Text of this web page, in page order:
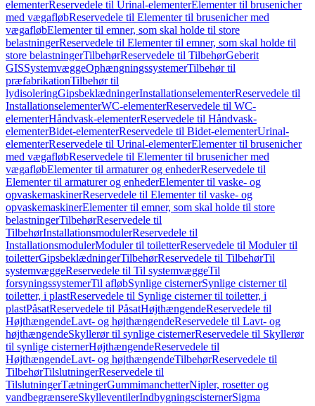
elementerReservedele til Urinal-elementerElementer til brusenicher
med vægafløbReservedele til Elementer til brusenicher med
vægafløbElementer til emner, som skal holde til store
belastningerReservedele til Elementer til emner, som skal holde til
store belastningerTilbehørReservedele til TilbehørGeberit
GISSystemvæggeOphængningssystemerTilbehør til
præfabrikationTilbehør til
lydisoleringGipsbeklædningerInstallationselementerReservedele til
InstallationselementerWC-elementerReservedele til WC-
elementerHåndvask-elementerReservedele til Håndvask-
elementerBidet-elementerReservedele til Bidet-elementerUrinal-
elementerReservedele til Urinal-elementerElementer til brusenicher
med vægafløbReservedele til Elementer til brusenicher med
vægafløbElementer til armaturer og enhederReservedele til
Elementer til armaturer og enhederElementer til vaske- og
opvaskemaskinerReservedele til Elementer til vaske- og
opvaskemaskinerElementer til emner, som skal holde til store
belastningerTilbehørReservedele til
TilbehørInstallationsmodulerReservedele til
InstallationsmodulerModuler til toiletterReservedele til Moduler til
toiletterGipsbeklædningerTilbehørReservedele til TilbehørTil
systemvæggeReservedele til Til systemvæggeTil
forsyningssystemerTil afløbSynlige cisternerSynlige cisterner til
toiletter, i plastReservedele til Synlige cisterner til toiletter, i
plastPåsatReservedele til PåsatHøjthængendeReservedele til
HøjthængendeLavt- og højthængendeReservedele til Lavt- og
højthængendeSkyllerør til synlige cisternerReservedele til Skyllerør
til synlige cisternerHøjthængendeReservedele til
HøjthængendeLavt- og højthængendeTilbehørReservedele til
TilbehørTilslutningerReservedele til
TilslutningerTætningerGummimanchetterNipler, rosetter og
vandbegrænsereSkylleventilerIndbygningscisternerSigma